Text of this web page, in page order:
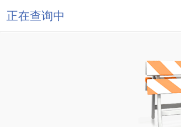
正在查询中